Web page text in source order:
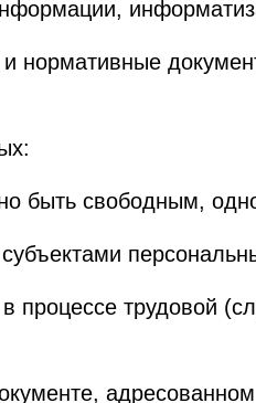
нормативные
быть свободным,
трудовой